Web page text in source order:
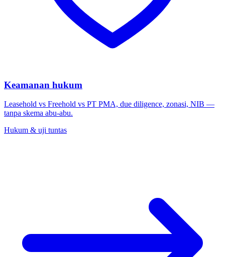
Keamanan hukum
Leasehold vs Freehold vs PT PMA, due diligence, zonasi, NIB —
tanpa skema abu-abu.
Hukum & uji tuntas